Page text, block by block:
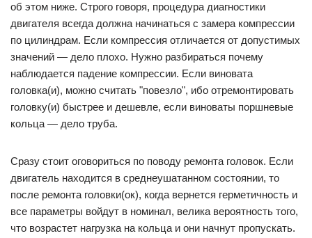
об этом ниже. Строго говоря, процедура диагностики
двигателя всегда должна начинаться с замера компрессии
по цилиндрам. Если компрессия отличается от допустимых
значений — дело плохо. Нужно разбираться почему
наблюдается падение компрессии. Если виновата
головка(и), можно считать "повезло", ибо отремонтировать
головку(и) быстрее и дешевле, если виноваты поршневые
кольца — дело труба.
Сразу стоит оговориться по поводу ремонта головок. Если
двигатель находится в среднеушатанном состоянии, то
после ремонта головки(ок), когда вернется герметичность и
все параметры войдут в номинал, велика вероятность того,
что возрастет нагрузка на кольца и они начнут пропускать.